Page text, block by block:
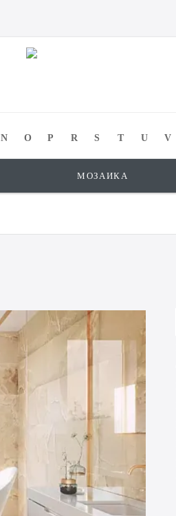
N O P R S T U V
МОЗАИКА